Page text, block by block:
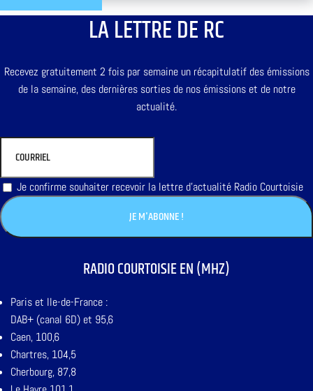
LA LETTRE DE RC
Recevez gratuitement 2 fois par semaine un récapitulatif des émissions
de la semaine, des dernières sorties de nos émissions et de notre
actualité.
Je confirme souhaiter recevoir la lettre d'actualité Radio Courtoisie
RADIO COURTOISIE EN (MHZ)
Paris et Ile-de-France :
DAB+ (canal 6D) et 95,6
Caen, 100,6
Chartres, 104,5
Cherbourg, 87,8